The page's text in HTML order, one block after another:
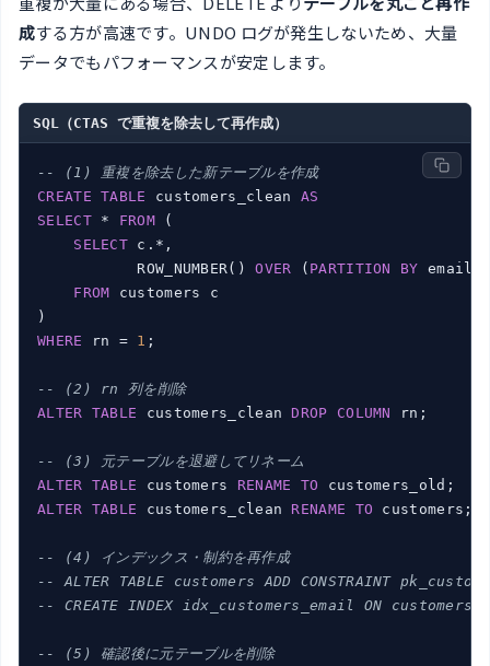
成する方が高速です。UNDO ログが発生しないため、大量
データでもパフォーマンスが安定します。
SQL（CTAS で重複を除去して再作成）
-- (1) 重複を除去した新テーブルを作成
CREATE
TABLE customers_clean AS
SELECT * FROM (
SELECT c.*,
           ROW_NUMBER()
OVER ( PARTITION BY email
FROM customers c
WHERE rn = 1 ;
-- (2) rn 列を削除
ALTER
TABLE customers_clean DROP COLUMN rn;
-- (3) 元テーブルを退避してリネーム
ALTER
TABLE customers RENAME TO
ALTER
TABLE customers_clean RENAME TO customers;
-- (4) インデックス・制約を再作成
-- ALTER TABLE customers ADD CONSTRAINT
-- CREATE INDEX idx_customers_email ON
-- (5) 確認後に元テーブルを削除